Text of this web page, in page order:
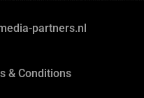
partners.nl
& Conditions